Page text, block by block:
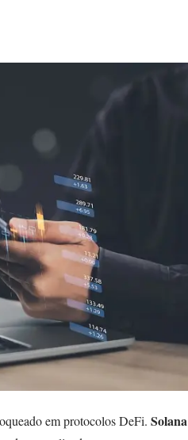
em protocolos DeFi. Solana